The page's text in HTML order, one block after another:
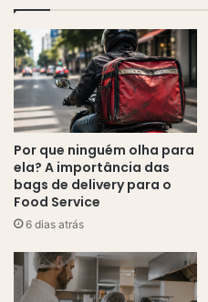
Por que ninguém olha para
ela? A importância das
bags de delivery para o
Food Service
6 dias atrás